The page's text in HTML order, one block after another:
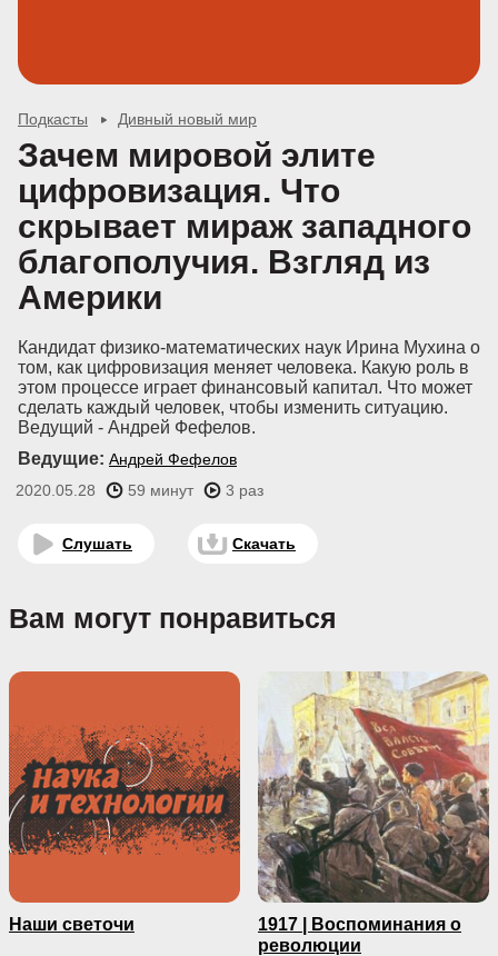
Подкасты Дивный новый мир
Зачем мировой элите
цифровизация. Что
скрывает мираж западного
благополучия. Взгляд из
Америки
Кандидат физико-математических наук Ирина Мухина о
том, как цифровизация меняет человека. Какую роль в
этом процессе играет финансовый капитал. Что может
сделать каждый человек, чтобы изменить ситуацию.
Ведущий - Андрей Фефелов.
Ведущие: Андрей Фефелов
2020.05.28
59 минут 3 раз
Слушать Скачать
Вам могут понравиться
Наши светочи
1917 | Воспоминания о
революции